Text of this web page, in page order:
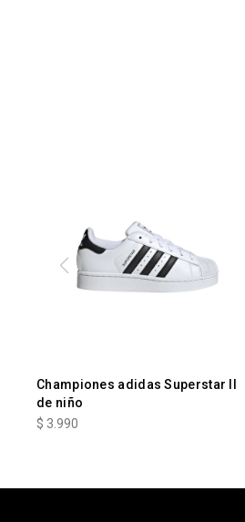
Championes adidas Superstar II
de niño
$ 3.990